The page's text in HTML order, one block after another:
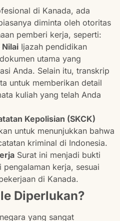
di Kanada, ada
diminta oleh otoritas
pemberi kerja, seperti:
Ijazah pendidikan
utama yang
Anda. Selain itu, transkrip
untuk memberikan detail
kuliah yang telah Anda
Kepolisian (SKCK)
untuk menunjukkan bahwa
kriminal di Indonesia.
Surat ini menjadi bukti
kerja, sesuai
di Kanada.
Diperlukan?
yang sangat